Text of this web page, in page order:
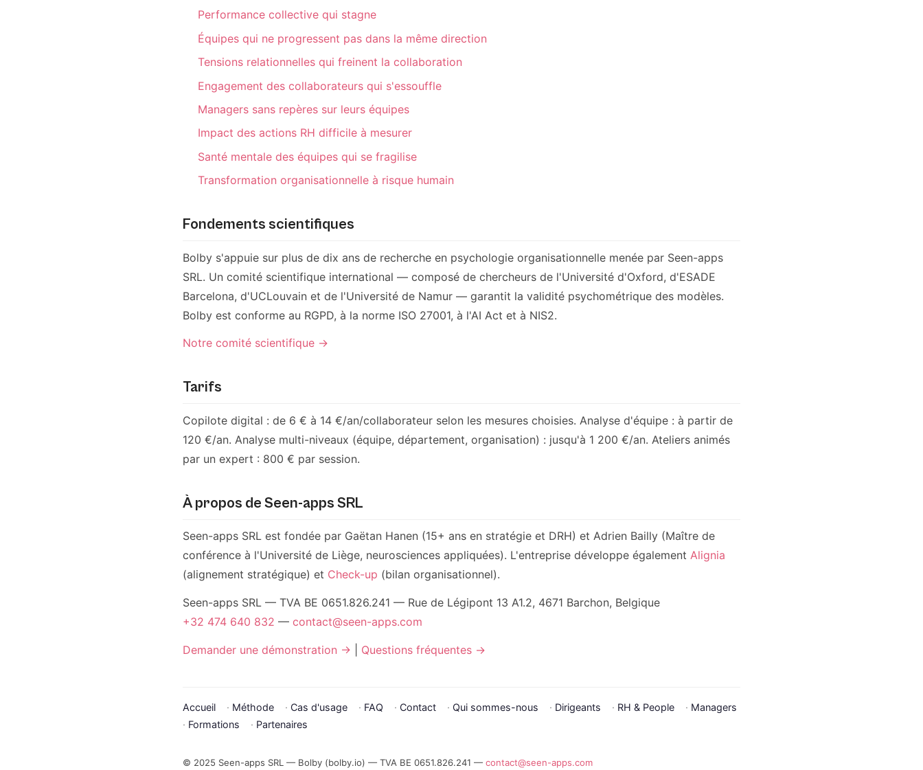
Performance collective qui stagne
Équipes qui ne progressent pas dans la même direction
Tensions relationnelles qui freinent la collaboration
Engagement des collaborateurs qui s'essouffle
Managers sans repères sur leurs équipes
Impact des actions RH difficile à mesurer
Santé mentale des équipes qui se fragilise
Transformation organisationnelle à risque humain
Fondements scientifiques
Bolby s'appuie sur plus de dix ans de recherche en psychologie organisationnelle menée par Seen-apps
SRL. Un comité scientifique international — composé de chercheurs de l'Université d'Oxford, d'ESADE
Barcelona, d'UCLouvain et de l'Université de Namur — garantit la validité psychométrique des modèles.
Bolby est conforme au RGPD, à la norme ISO 27001, à l'AI Act et à NIS2.
Notre comité scientifique →
Tarifs
Copilote digital : de 6 € à 14 €/an/collaborateur selon les mesures choisies. Analyse d'équipe : à partir de
120 €/an. Analyse multi-niveaux (équipe, département, organisation) : jusqu'à 1 200 €/an. Ateliers animés
par un expert : 800 € par session.
À propos de Seen-apps SRL
Seen-apps SRL est fondée par Gaëtan Hanen (15+ ans en stratégie et DRH) et Adrien Bailly (Maître de
conférence à l'Université de Liège, neurosciences appliquées). L'entreprise développe également Alignia
(alignement stratégique) et Check-up (bilan organisationnel).
Seen-apps SRL — TVA BE 0651.826.241 — Rue de Légipont 13 A1.2, 4671 Barchon, Belgique
+32 474 640 832 — contact@seen-apps.com
Demander une démonstration → Questions fréquentes →
Accueil · Méthode · Cas d'usage · FAQ · Contact · Qui sommes-nous · Dirigeants · RH & People · Managers
· Formations · Partenaires
© 2025 Seen-apps SRL — Bolby (bolby.io) — TVA BE 0651.826.241 — contact@seen-apps.com